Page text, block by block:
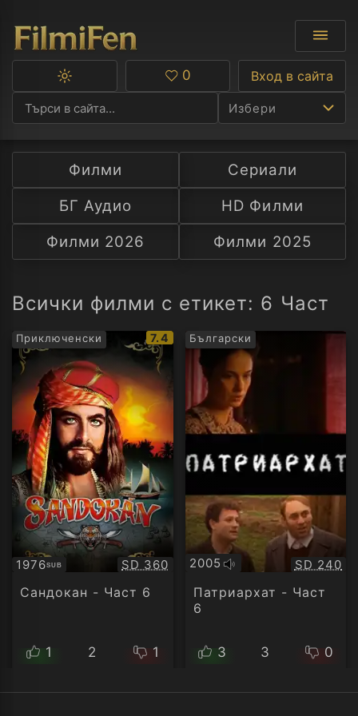
Избери
Ф
С
А
Превключване
тъмна
тема
Любими
0 Вход в сайта
Филми
Сериали
БГ Аудио
HD Филми
Филми 2026
Филми 2025
Всички филми с етикет: 6 Част
Приключенски
IMDb
рейтинг:
7.4
1976SUB
Субтитри Качество:
SD 360
Сандокан - Част 6
1 2 1
Български
2005
Оригинално
аудио
SD 240
Патриархат - Част
6
3 3 0